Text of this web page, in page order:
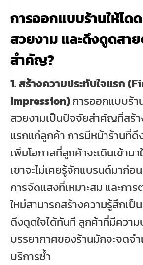
การออกแบบร้านให้โด
สวยงาม และดึงดูดสา
สำคัญ?
1. สร้างความประทับใจแรก
Impression)การออกแบบร้า
สวยงามเป็นปัจจัยสำคัญที่สร้า
แรกแก่ลูกค้า การมีหน้าร้านที่
เพิ่มโอกาสที่ลูกค้าจะเดินเข้าม
เขาจะไม่เคยรู้จักแบรนด์มาก่อ
การจัดแสงที่เหมาะสม และกา
ใหม่สามารถสร้างความรู้สึกเ
ดึงดูดใจได้ทันที ลูกค้าที่มีความ
บรรยากาศของร้านมักจะจดจำ
บริการซ้ำ